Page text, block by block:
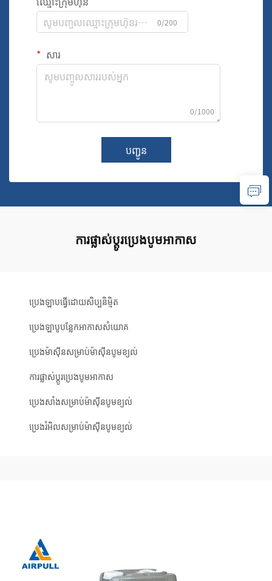
0/200
សារ
0/1000
បញ្ជូន
ការផ្លាស់ប្តូរប្រេងបូមអាកាស
ប្រេងឡាបធ្វើដោយសិប្បនិម្មិត
ប្រេងឡាបូបន្លែកអាកាសសំយោគ
ប្រេងម៉ាស៊ីនសម្រាប់ម៉ាស៊ីនបូមខ្យល់
ការផ្លាស់ប្តូរប្រេងបូមអាកាស
ប្រេង​សាំង​សម្រាប់​ម៉ាស៊ីន​បូម​ខ្យល់
ប្រេងរំអិលសម្រាប់ម៉ាស៊ីនបូមខ្យល់